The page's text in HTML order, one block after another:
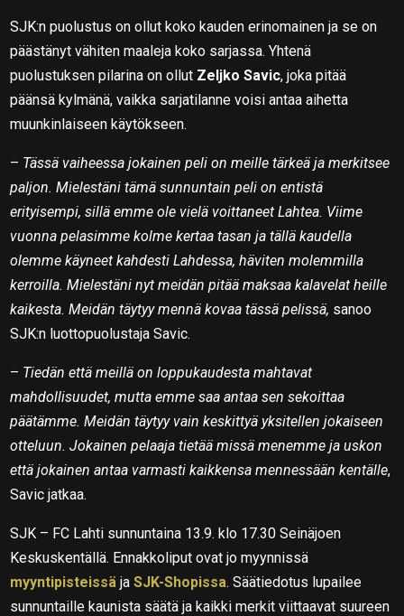
SJK:n puolustus on ollut koko kauden erinomainen ja se on
päästänyt vähiten maaleja koko sarjassa. Yhtenä
puolustuksen pilarina on ollut Zeljko Savic, joka pitää
päänsä kylmänä, vaikka sarjatilanne voisi antaa aihetta
muunkinlaiseen käytökseen.
– Tässä vaiheessa jokainen peli on meille tärkeä ja merkitsee
paljon. Mielestäni tämä sunnuntain peli on entistä
erityisempi, sillä emme ole vielä voittaneet Lahtea. Viime
vuonna pelasimme kolme kertaa tasan ja tällä kaudella
olemme käyneet kahdesti Lahdessa, häviten molemmilla
kerroilla. Mielestäni nyt meidän pitää maksaa kalavelat heille
kaikesta. Meidän täytyy mennä kovaa tässä pelissä, sanoo
SJK:n luottopuolustaja Savic.
– Tiedän että meillä on loppukaudesta mahtavat
mahdollisuudet, mutta emme saa antaa sen sekoittaa
päätämme. Meidän täytyy vain keskittyä yksitellen jokaiseen
otteluun. Jokainen pelaaja tietää missä menemme ja uskon
että jokainen antaa varmasti kaikkensa mennessään kentälle,
Savic jatkaa.
SJK – FC Lahti sunnuntaina 13.9. klo 17.30 Seinäjoen
Keskuskentällä. Ennakkoliput ovat jo myynnissä
myyntipisteissä jaSJK-Shopissa. Säätiedotus lupailee
sunnuntaille kaunista säätä ja kaikki merkit viittaavat suureen